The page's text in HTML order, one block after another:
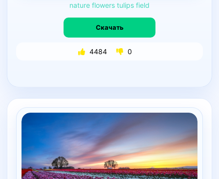
nature flowers tulips field
Скачать
4484 0